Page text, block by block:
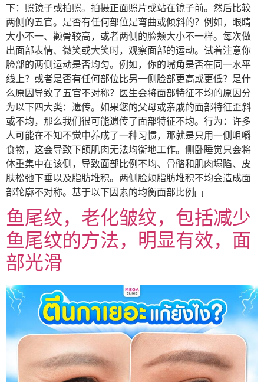
下：照镜子或拍照。拍摄正面照片或站在镜子前。然后比较
两侧的五官。是否有任何部位是弯曲或倾斜的？例如，眼睛
大小不一、颧骨较高，或者两侧的脸颊大小不一样。每次做
出面部表情、微笑或大笑时，观察面部的运动。试着注意你
脸部的两侧运动是否均匀。例如，你的嘴角是否在同一水平
线上？或者是否有任何部位比另一侧脸部更高或更低？是什
么原因导致了五官不对称？医生会将面部特征不均的原因分
为以下四大类：遗传。如果您的父母或亲戚的面部特征歪斜
或不均，那么我们很可能遗传了面部特征不均。行为：许多
人可能在不知不觉中养成了一种习惯，那就是只用一侧咀嚼
食物，这会导致下颌肌肉无法均衡地工作。侧卧睡觉只会将
体重集中在该侧，导致面部比例不均、骨骼和肌肉塌陷、皮
肤松弛下垂以及脂肪堆积。两侧脸颊脂肪堆积不均会造成面
部轮廓不对称。基于以下因素的均衡面部比例[…]
鱼尾纹，老化皱纹，包括减少
鱼尾纹的方法，明显有效，面
部光滑